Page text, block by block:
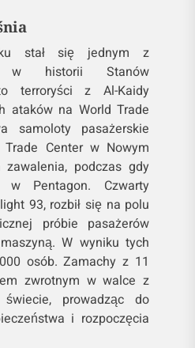
stał się jednym z
w historii Stanów
terroryści z Al-Kaidy
ataków na World Trade
samoloty pasażerskie
Center w Nowym
podczas gdy
w Pentagon. Czwarty
93, rozbił się na polu
próbie pasażerów
W wyniku tych
osób. Zamachy z 11
zwrotnym w walce z
prowadząc do
i rozpoczęcia